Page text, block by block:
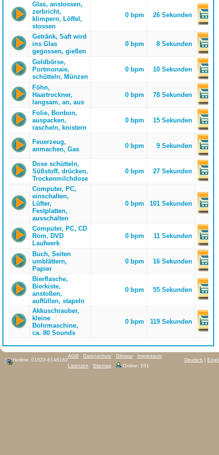
Glas, anstossen,
zerbricht,
klimpern, Löffel,
stossen
0 bpm 26 Sekunden
Getränk, Saft wird
ins Glas
gegossen, gießen
0 bpm 8 Sekunden
Geldbörse,
Portmonaie,
schütteln, Münzen
0 bpm 10 Sekunden
Föhn,
Haartrockner,
langsam, an, aus
0 bpm 78 Sekunden
Folie, Bonbon,
auspacken,
rascheln, knistern
0 bpm 15 Sekunden
Feuerzeug,
anmachen, Gas
0 bpm 9 Sekunden
Dose schütteln,
Süßstoff, drücken,
Trockenmilchdose
0 bpm 27 Sekunden
Computer, PC,
einschalten,
Lüfter,
Festplatten,
ausschalten
0 bpm 101 Sekunden
Computer, PC, CD
Rom, DVD
Laufwerk
0 bpm 11 Sekunden
Buch, Seiten
umblättern,
Papier
0 bpm 16 Sekunden
Bierflasche,
Bierkiste,
anstoßen,
auffüllen, stapeln
0 bpm 55 Sekunden
Akkuschrauber,
kleine
Bohrmaschine,
ca. 80 Sounds
0 bpm 119 Sekunden
Hotline: 01522-6146182 Deutsch |
AGB Datenschutz Glossar
Impressum
Lizenzen
Sitemap Online: 191